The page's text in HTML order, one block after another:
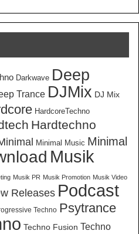
Darkwave Deep
Trance DJMix DJ Mix
HardcoreTechno
Hardtechno
Minimal Music Minimal
Musik
Musik PR Musik Promotion Musik Video
Releases Podcast
Techno Psytrance
Techno Fusion Techno